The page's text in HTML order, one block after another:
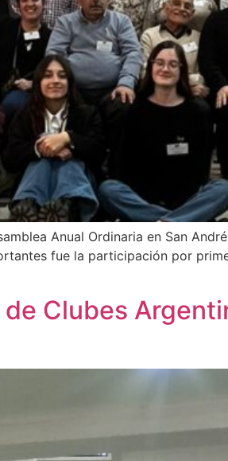
Anual Ordinaria en San
fue la participación por
Clubes